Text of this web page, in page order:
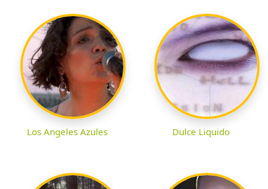
Los Angeles Azules Dulce Liquido